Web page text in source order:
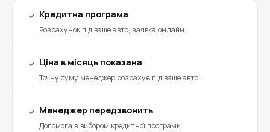
Кредитна програма
Розрахунок під ваше авто, заявка онлайн
Ціна в місяць показана
Точну суму менеджер розрахує під ваше авто
Менеджер передзвонить
Допомога з вибором кредитної програми